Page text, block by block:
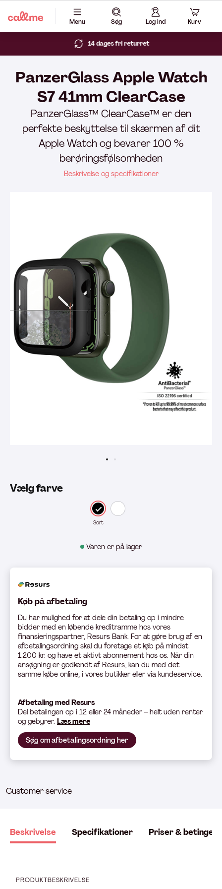
Menu Søg Log ind Kurv
14 dages fri returret
Varen er på lager
PanzerGlass Apple Watch
S7 41mm ClearCase
PanzerGlass™ ClearCase™ er den
perfekte beskyttelse til skærmen af dit
Apple Watch og bevarer 100 %
berøringsfølsomheden
Beskrivelse og specifikationer
Vælg farve
Sort
Køb på afbetaling
Du har mulighed for at dele din betaling op i mindre
bidder med en løbende kreditramme hos vores
finansieringspartner, Resurs Bank. For at gøre brug af en
afbetalingsordning skal du foretage et køb på mindst
1.200 kr. og have et aktivt abonnement hos os. Når din
ansøgning er godkendt af Resurs, kan du med det
samme købe online, i vores butikker eller via kundeservice.
Afbetaling med Resurs
Del betalingen op i 12 eller 24 måneder – helt uden renter
og gebyrer. Læs mere
Søg om afbetalingsordning her
Customer service
Beskrivelse Specifikationer Priser &
PRODUKTBESKRIVELSE